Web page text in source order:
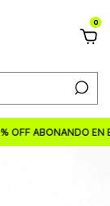
0
ABONANDO EN